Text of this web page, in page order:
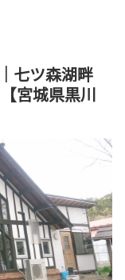
七ツ森湖畔
宮城県黒川